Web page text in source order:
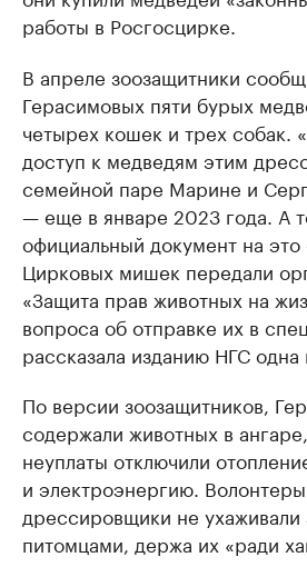
работы в Росгосцирке.
В апреле зоозащитники
Герасимовых пяти бурых
четырех кошек и трех собак.
доступ к медведям этим
семейной паре Марине и
— еще в январе 2023 года. А
официальный документ на это
Цирковых мишек передали
«Защита прав животных на
вопроса об отправке их в
рассказала изданию НГС одна
По версии зоозащитников,
содержали животных в
неуплаты отключили
и электроэнергию.
дрессировщики не ухаживали
питомцами, держа их «ради